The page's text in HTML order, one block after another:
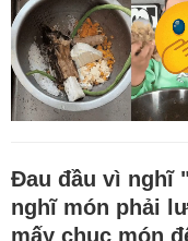
Đau đầu vì nghĩ
nghĩ món phải
mấy chục món